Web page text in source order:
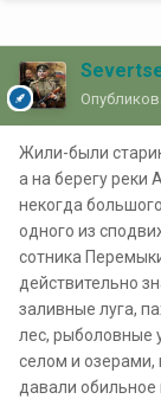
Жили-были
а на берегу реки
некогда
одного из
сотника
действительно
заливные луга,
лес, рыболовные
селом и озерами,
давали